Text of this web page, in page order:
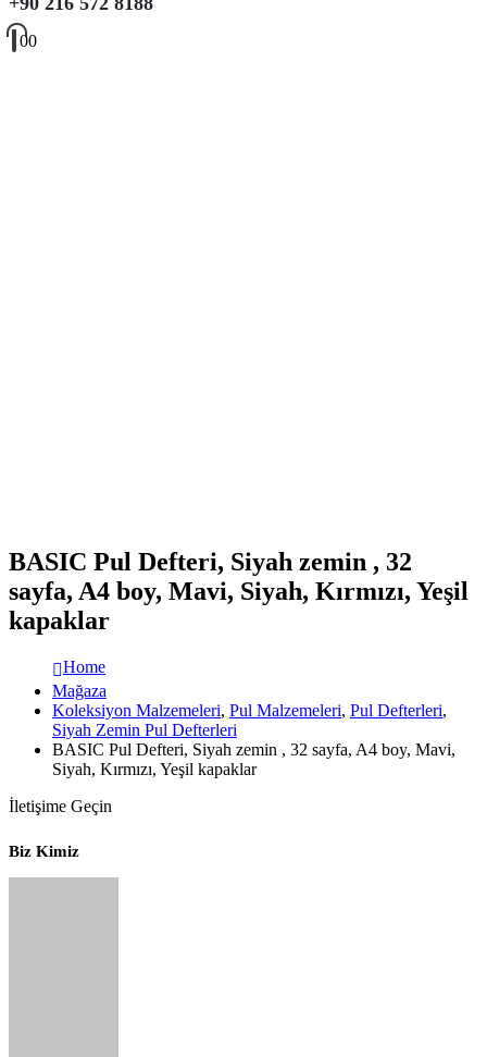
00
BASIC Pul Defteri, Siyah zemin , 32
sayfa, A4 boy, Mavi, Siyah, Kırmızı, Yeşil
kapaklar
Home
Mağaza
Koleksiyon Malzemeleri, Pul Malzemeleri, Pul Defterleri,
Siyah Zemin Pul Defterleri
BASIC Pul Defteri, Siyah zemin , 32 sayfa, A4 boy, Mavi,
Siyah, Kırmızı, Yeşil kapaklar
İletişime Geçin
Biz Kimiz